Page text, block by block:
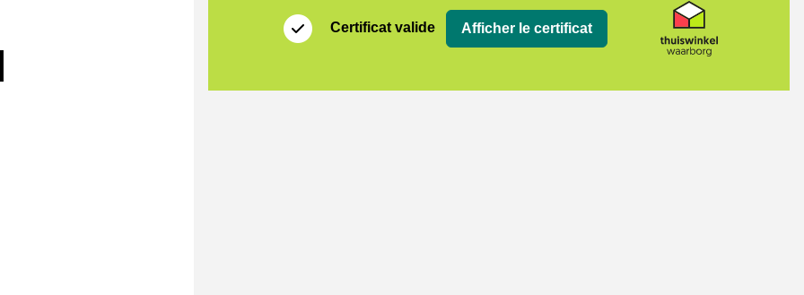
Certificat valide Afficher le certificat